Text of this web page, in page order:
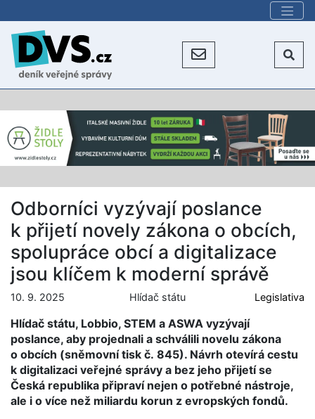
Odborníci vyzývají poslance
k přijetí novely zákona o obcích,
spolupráce obcí a digitalizace
jsou klíčem k moderní správě
10. 9. 2025 Hlídač státu Legislativa
Hlídač státu, Lobbio, STEM a ASWA vyzývají
poslance, aby projednali a schválili novelu zákona
o obcích (sněmovní tisk č. 845). Návrh otevírá cestu
k digitalizaci veřejné správy a bez jeho přijetí se
Česká republika připraví nejen o potřebné nástroje,
ale i o více než miliardu korun z evropských fondů.